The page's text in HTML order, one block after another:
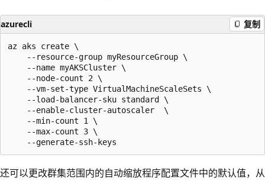
azurecli 复制
az aks create \
    --resource-group myResourceGroup \
    --name myAKSCluster \
    --node-count 2 \
    --vm-set-type VirtualMachineScaleSets \
    --load-balancer-sku standard \
    --enable-cluster-autoscaler  \
    --min-count 1 \
    --max-count 3 \
还可以更改群集范围内的自动缩放程序配置文件中的默认值，从